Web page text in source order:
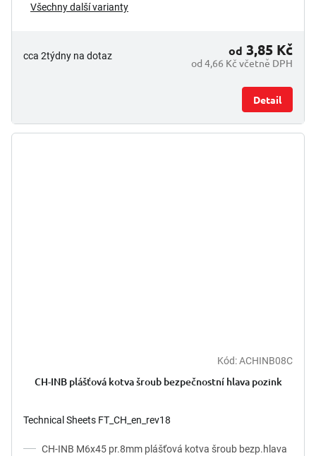
Všechny další varianty
cca 2týdny na dotaz
od 4,66 Kč včetně DPH
od 3,85 Kč
Detail
Kód:ACHINB08C
CH-INB plášťová kotva šroub bezpečnostní hlava pozink
Technical Sheets FT_CH_en_rev18
CH-INB M6x45 pr.8mm plášťová kotva šroub bezp.hlava